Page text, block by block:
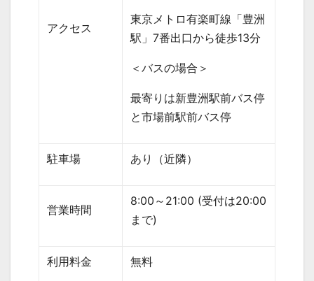
アクセス
東京メトロ有楽町線「豊洲
駅」7番出口から徒歩13分
＜バスの場合＞
最寄りは新豊洲駅前バス停
と市場前駅前バス停
駐車場 あり（近隣）
営業時間
8:00 ～ 21:00 (受付は20:00
まで)
利用料金 無料